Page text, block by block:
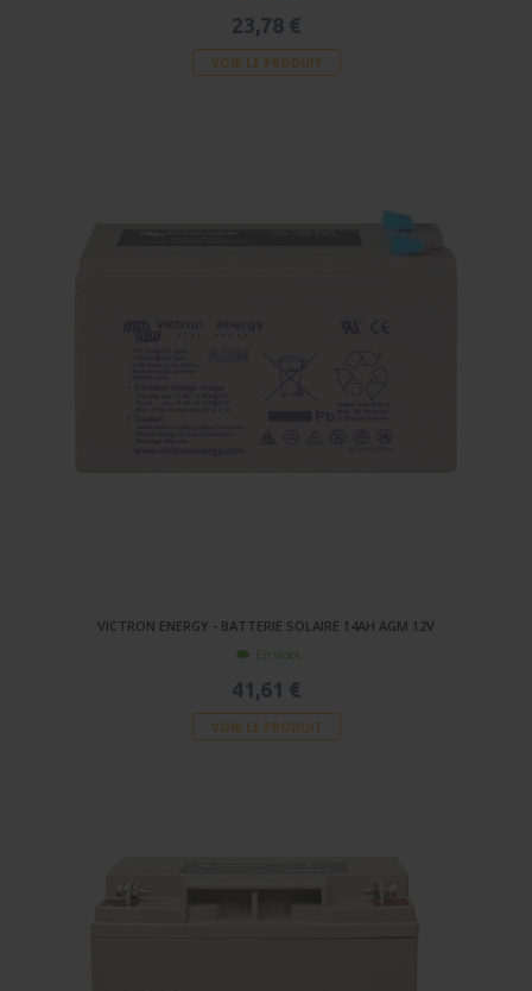
23,78 €
VOIR LE PRODUIT
VICTRON ENERGY - BATTERIE SOLAIRE 14AH AGM 12V
En stock
41,61 €
VOIR LE PRODUIT